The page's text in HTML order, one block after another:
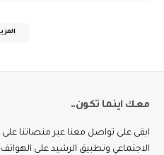
معك اينما تكون..
ابقى على تواصل معنا عبر منصاتنا على
الاجتماعي وتطبيق الرشيد على الهواتف